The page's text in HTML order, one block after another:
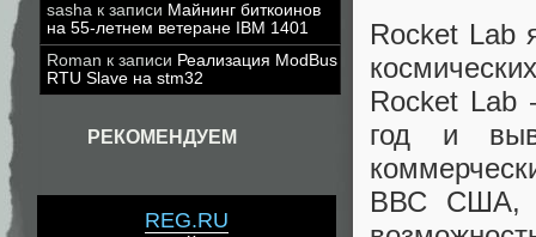
sasha к записи Майнинг биткоинов
на 55-летнем ветеране IBM 1401
Roman к записи Реализация ModBus
RTU Slave на stm32
РЕКОМЕНДУЕМ
REG.RU
Rocket Lab
Rocket Lab
год и
ВВС США,